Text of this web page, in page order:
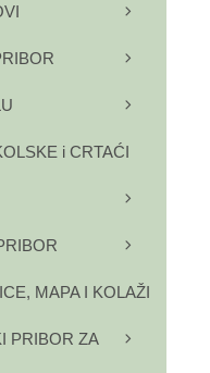
i CRTAĆI
MAPA I KOLAŽI
PRIBOR ZA